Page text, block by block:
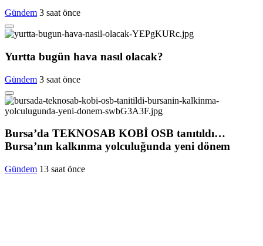
Gündem 3 saat önce
Yurtta bugün hava nasıl olacak?
Gündem 3 saat önce
Bursa’da TEKNOSAB KOBİ OSB tanıtıldı…
Bursa’nın kalkınma yolculuğunda yeni dönem
Gündem 13 saat önce